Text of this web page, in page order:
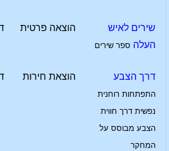
שירים לאיש
העלה ספר שירים
הוצאה פרטית
דרך הצבע
התפתחות רוחנית
נפשית דרך חווית
הצבע מבוסס על
המחקר
הוצאת חירות